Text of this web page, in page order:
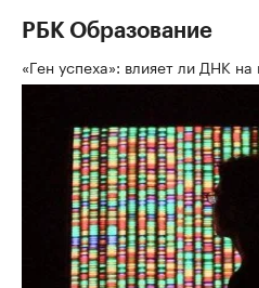
РБК Образование
«Ген успеха»: влияет ли ДНК на